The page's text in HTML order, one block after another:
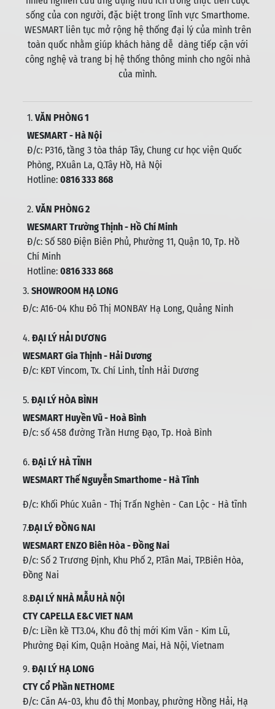
sống của con người, đặc biệt trong lĩnh vực Smarthome.
WESMART liên tục mở rộng hệ thống đại lý của mình trên
toàn quốc nhằm giúp khách hàng dễ dàng tiếp cận với
công nghệ và trang bị hệ thống thông minh cho ngôi nhà
của mình.
1. VĂN PHÒNG 1
WESMART - Hà Nội
Đ/c: P316, tầng 3 tòa tháp Tây, Chung cư học viện Quốc
Phòng, P.Xuân La, Q.Tây Hồ, Hà Nội
Hotline: 0816 333 868
2. VĂN PHÒNG 2
WESMART Trường Thịnh - Hồ Chí Minh
Đ/c: Số 580 Điện Biên Phủ, Phường 11, Quận 10, Tp. Hồ
Chí Minh
Hotline: 0816 333 868
3. SHOWROOM HẠ LONG
Đ/c: A16-04 Khu Đô Thị MONBAY Hạ Long, Quảng Ninh
4. ĐẠI LÝ HẢI DƯƠNG
WESMART Gia Thịnh - Hải Dương
Đ/c: KĐT Vincom, Tx. Chí Linh, tỉnh Hải Dương
5. ĐẠI LÝ HÒA BÌNH
WESMART Huyền Vũ - Hoà Bình
Đ/c: số 458 đường Trần Hưng Đạo, Tp. Hoà Bình
6. ĐẠi LÝ HÀ TĨNH
WESMART Thế Nguyễn Smarthome - Hà Tĩnh
Đ/c: Khối Phúc Xuân - Thị Trấn Nghèn - Can Lộc - Hà tĩnh
7.ĐẠI LÝ ĐỒNG NAI
WESMART ENZO Biên Hòa - Đồng Nai
Đ/c: Số 2 Trương Định, Khu Phố 2, P.Tân Mai, TP.Biên Hòa,
Đồng Nai
8.ĐẠI LÝ NHÀ MẪU HÀ NỘI
CTY CAPELLA E&C VIET NAM
Đ/c: Liền kề TT3.04, Khu đô thị mới Kim Văn - Kim Lũ,
Phường Đại Kim, Quận Hoàng Mai, Hà Nội, Vietnam
9. ĐẠI LÝ HẠ LONG
CTY Cổ Phần NETHOME
Đ/c: Căn A4-03, khu đô thị Monbay, phường Hồng Hải, Hạ